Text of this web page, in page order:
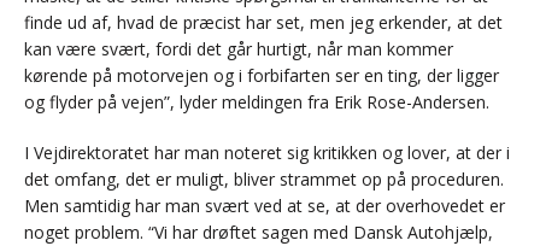
finde ud af, hvad de præcist har set, men jeg erkender, at det
kan være svært, fordi det går hurtigt, når man kommer
kørende på motorvejen og i forbifarten ser en ting, der ligger
og flyder på vejen”, lyder meldingen fra Erik Rose-Andersen.
I Vejdirektoratet har man noteret sig kritikken og lover, at der i
det omfang, det er muligt, bliver strammet op på proceduren.
Men samtidig har man svært ved at se, at der overhovedet er
noget problem. “Vi har drøftet sagen med Dansk Autohjælp,